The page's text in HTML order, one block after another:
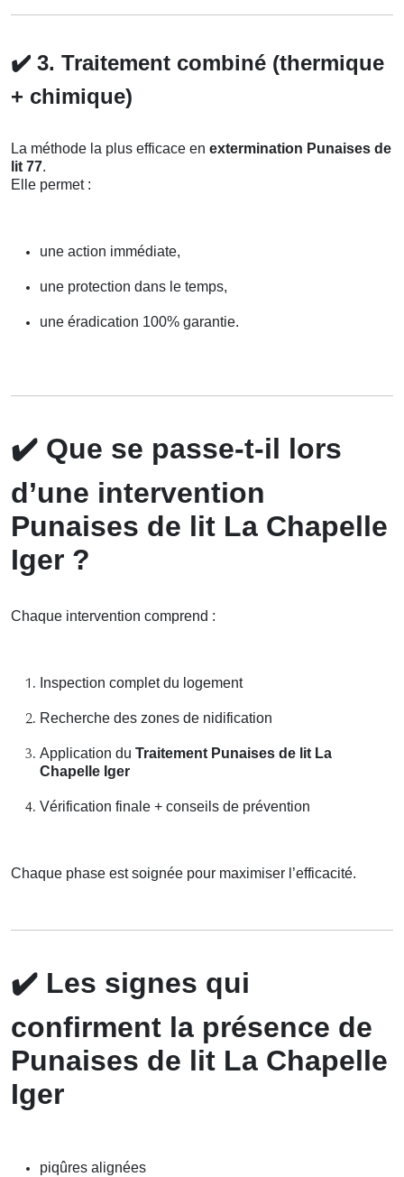
✔️ 3. Traitement combiné (thermique
+ chimique)
La méthode la plus efficace en extermination Punaises de
lit 77.
Elle permet :
une action immédiate,
une protection dans le temps,
une éradication 100% garantie.
✔️ Que se passe-t-il lors
d’une intervention
Punaises de lit La Chapelle
Iger ?
Chaque intervention comprend :
Inspection complet du logement
Recherche des zones de nidification
Application du Traitement Punaises de lit La
Chapelle Iger
Vérification finale + conseils de prévention
Chaque phase est soignée pour maximiser l’efficacité.
✔️ Les signes qui
confirment la présence de
Punaises de lit La Chapelle
Iger
piqûres alignées